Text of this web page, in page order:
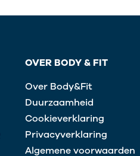
OVER BODY & FIT
Over Body&Fit
Duurzaamheid
Cookieverklaring
Privacyverklaring
Algemene voorwaarden